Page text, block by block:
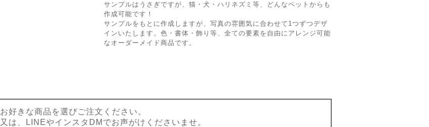
サンプルはうさぎですが、猫・犬・ハリネズミ等、どんなペットからも
作成可能です！
サンプルをもとに作成しますが、写真の雰囲気に合わせて1つずつデザ
インいたします。色・書体・飾り等、全ての要素を自由にアレンジ可能
なオーダーメイド商品です。
お好きな商品を選びご注文ください。
又は、LINEやインスタDMでお声がけくださいませ。